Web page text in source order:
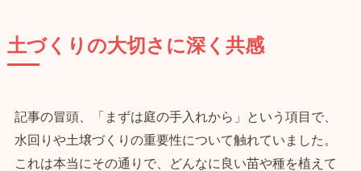
土づくりの大切さに深く共感
記事の冒頭、「まずは庭の手入れから」という項目で、
水回りや土壌づくりの重要性について触れていました。
これは本当にその通りで、どんなに良い苗や種を植えて